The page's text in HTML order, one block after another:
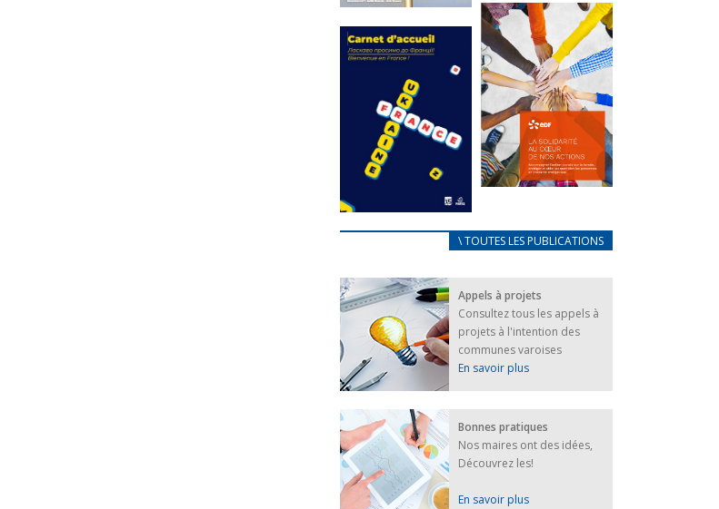
Statut de
l’élu local
Mise à jour avril
2024
FEUILLETER
La
prévention
des conflits
d’intérêts
18 septembre 2023
FEUILLETER
au coeur de
nos actions
FEUILLETER
FRANÇAIS/UKRAINIEN
25 avril 2022
Afin
d’accompagner
au mieux les
réfugiés
ukrainiens arrivés
en France,...
FEUILLETER
\ TOUTES LES PUBLICATIONS
Appels à projets
Consultez tous les appels à
projets à l'intention des
communes varoises
En savoir plus
Bonnes pratiques
Nos maires ont des idées,
Découvrez les!
En savoir plus